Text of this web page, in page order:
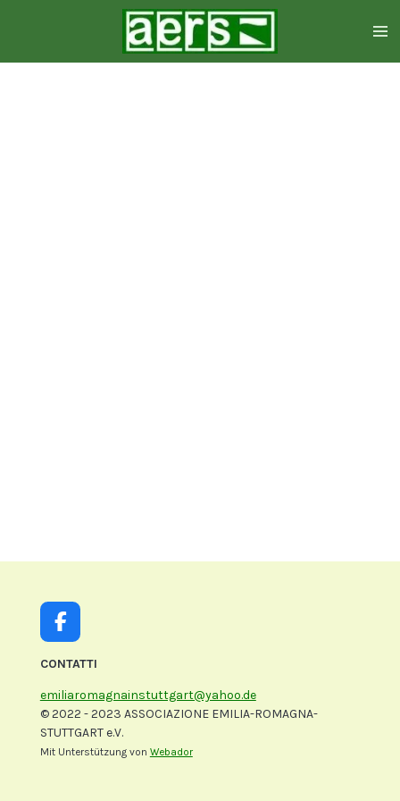
springen
F
a
c
b
o
o
k
CONTATTI
emiliaromagnainstuttgart@yahoo.de
© 2022 - 2023 ASSOCIAZIONE EMILIA-ROMAGNA-
STUTTGART e.V.
Mit Unterstützung von Webador